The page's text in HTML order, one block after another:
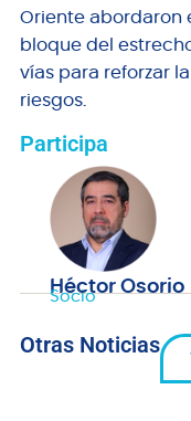
Oriente abordaron
bloque del
vías para reforzar
riesgos.
Participa
Héctor Osorio
Socio
Otras Noticias